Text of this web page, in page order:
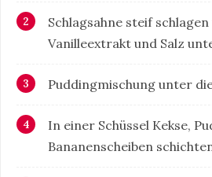
Schlagsahne steif
Vanilleextrakt und Salz
Puddingmischung unter
In einer Schüssel Kekse,
Bananenscheiben